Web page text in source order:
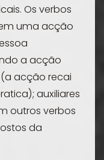
Os verbos
uma acção
a acção
acção recai
auxiliares
outros verbos
da